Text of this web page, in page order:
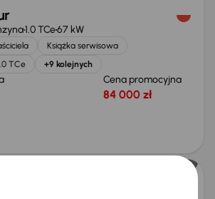
1.0 TCe67 kW
Książka serwisowa
TCe +9 kolejnych
Cena promocyjna
84 000 zł